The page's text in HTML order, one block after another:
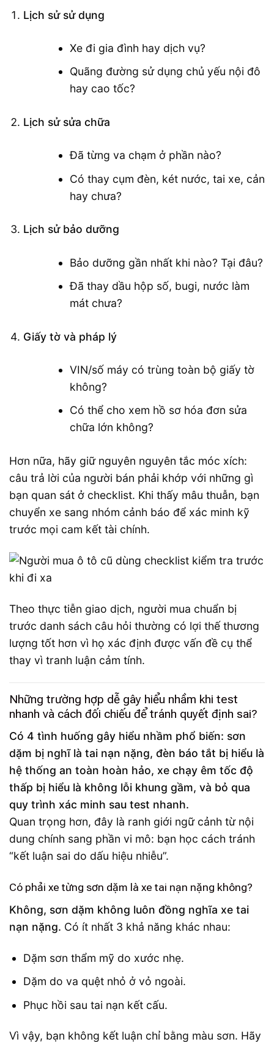
Lịch sử sử dụng
Xe đi gia đình hay dịch vụ?
Quãng đường sử dụng chủ yếu nội đô
hay cao tốc?
Lịch sử sửa chữa
Đã từng va chạm ở phần nào?
Có thay cụm đèn, két nước, tai xe, cản
hay chưa?
Lịch sử bảo dưỡng
Bảo dưỡng gần nhất khi nào? Tại đâu?
Đã thay dầu hộp số, bugi, nước làm
mát chưa?
Giấy tờ và pháp lý
VIN/số máy có trùng toàn bộ giấy tờ
không?
Có thể cho xem hồ sơ hóa đơn sửa
chữa lớn không?
Hơn nữa, hãy giữ nguyên nguyên tắc móc xích:
câu trả lời của người bán phải khớp với những gì
bạn quan sát ở checklist. Khi thấy mâu thuẫn, bạn
chuyển xe sang nhóm cảnh báo để xác minh kỹ
trước mọi cam kết tài chính.
Theo thực tiễn giao dịch, người mua chuẩn bị
trước danh sách câu hỏi thường có lợi thế thương
lượng tốt hơn vì họ xác định được vấn đề cụ thể
thay vì tranh luận cảm tính.
Những trường hợp dễ gây hiểu nhầm khi test
nhanh và cách đối chiếu để tránh quyết định sai?
Có 4 tình huống gây hiểu nhầm phổ biến: sơn
dặm bị nghĩ là tai nạn nặng, đèn báo tắt bị hiểu là
hệ thống an toàn hoàn hảo, xe chạy êm tốc độ
thấp bị hiểu là không lỗi khung gầm, và bỏ qua
quy trình xác minh sau test nhanh.
Quan trọng hơn, đây là ranh giới ngữ cảnh từ nội
dung chính sang phần vi mô: bạn học cách tránh
“kết luận sai do dấu hiệu nhiễu”.
Có phải xe từng sơn dặm là xe tai nạn nặng không?
Không, sơn dặm không luôn đồng nghĩa xe tai
nạn nặng. Có ít nhất 3 khả năng khác nhau:
Dặm sơn thẩm mỹ do xước nhẹ.
Dặm do va quệt nhỏ ở vỏ ngoài.
Phục hồi sau tai nạn kết cấu.
Vì vậy, bạn không kết luận chỉ bằng màu sơn. Hãy